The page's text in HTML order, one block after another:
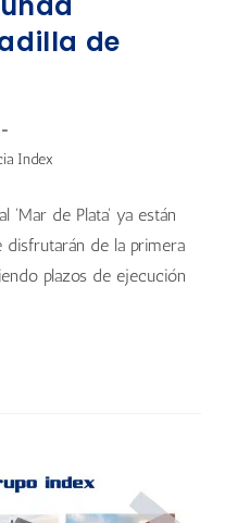
de
Index
'Mar de Plata' ya están
disfrutarán de la primera
plazos de ejecución